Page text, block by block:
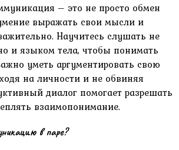
– это не просто обмен
выражать свои мысли и
Научитесь слушать не
и языком тела, чтобы понимать
уметь аргументировать свою
на личности и не обвиняя
диалог помогает разрешать
взаимопонимание.
в паре?